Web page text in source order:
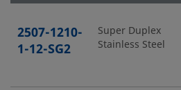
2507-1210-
1-12-SG2
Super Duplex
Stainless Steel